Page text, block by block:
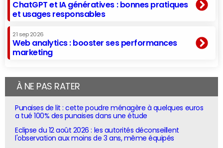
ChatGPT et IA génératives : bonnes pratiques
et usages responsables
21 sep 2026
Web analytics : booster ses performances
marketing
À NE PAS RATER
Punaises de lit : cette poudre ménagère à quelques euros
a tué 100% des punaises dans une étude
Eclipse du 12 août 2026 : les autorités déconseillent
l'observation aux moins de 3 ans, même équipés